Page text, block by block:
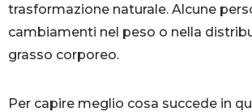
trasformazione naturale. Alcune
cambiamenti nel peso o nella
grasso corporeo.
Per capire meglio cosa succede in